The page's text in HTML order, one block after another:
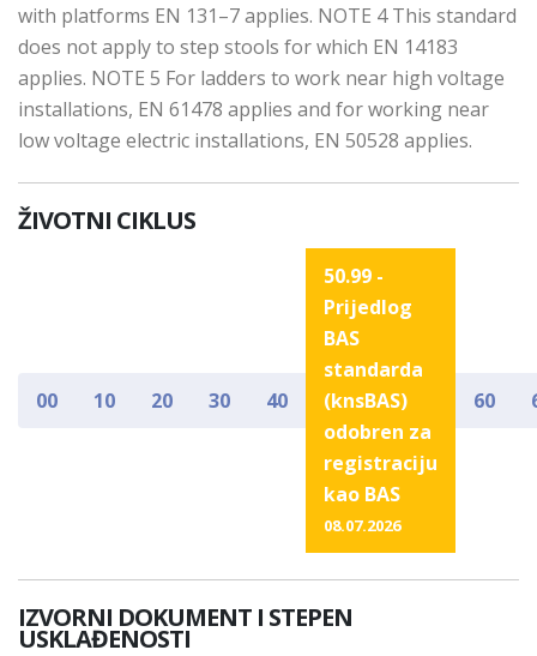
with platforms EN 131–7 applies. NOTE 4 This standard
does not apply to step stools for which EN 14183
applies. NOTE 5 For ladders to work near high voltage
installations, EN 61478 applies and for working near
low voltage electric installations, EN 50528 applies.
ŽIVOTNI CIKLUS
00 10 20 30 40
50.99 -
Prijedlog
BAS
standarda
(knsBAS)
odobren za
registraciju
kao BAS
08.07.2026
60
IZVORNI DOKUMENT I STEPEN
USKLAĐENOSTI